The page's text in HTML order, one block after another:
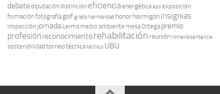
debatediputación distinción eficienciaenergéticaepsexposición
formación fotografía golfgrado hermandad honorhormigóninsignias
inspección jornada Lerma medio ambiente mesaOrtega premio
profesión reconocimientorehabilitación reuniónromeríasentencia
sostenibilidad torneotécnicatécnico UBU